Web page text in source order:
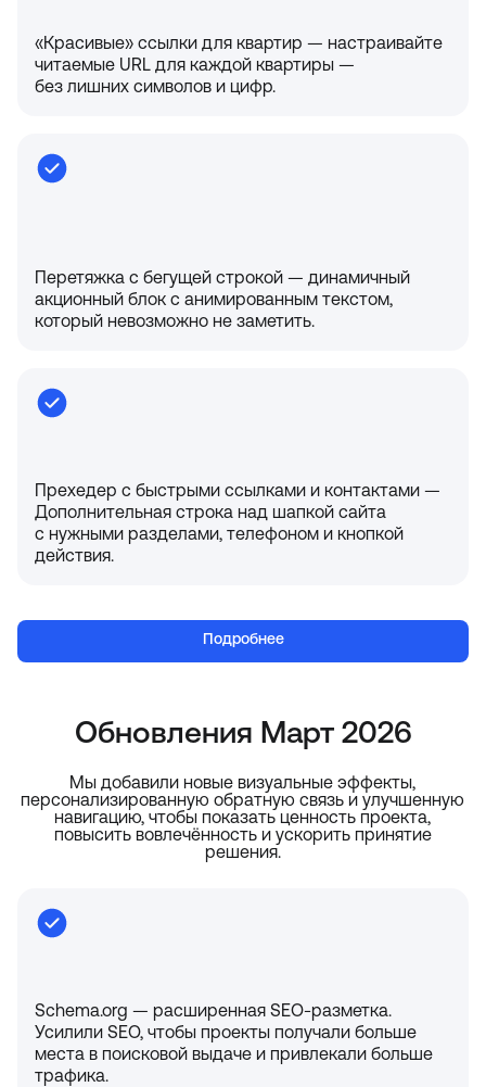
«Красивые» ссылки для квартир — настраивайте
читаемые URL для каждой квартиры —
без лишних символов и цифр.
Перетяжка с бегущей строкой — динамичный
акционный блок с анимированным текстом,
который невозможно не заметить.
Прехедер с быстрыми ссылками и контактами —
Дополнительная строка над шапкой сайта
с нужными разделами, телефоном и кнопкой
действия.
Подробнее
Обновления Март 2026
Мы добавили новые визуальные эффекты,
персонализированную обратную связь и улучшенную
навигацию, чтобы показать ценность проекта,
повысить вовлечённость и ускорить принятие
решения.
Schema.org — расширенная SEO-разметка.
Усилили SEO, чтобы проекты получали больше
места в поисковой выдаче и привлекали больше
трафика.